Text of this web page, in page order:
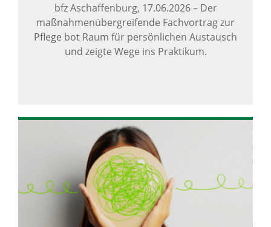
bfz Aschaffenburg, 17.06.2026–Der
maßnahmenübergreifende Fachvortrag zur
Pflege bot Raum für persönlichen Austausch
und zeigte Wege ins Praktikum.